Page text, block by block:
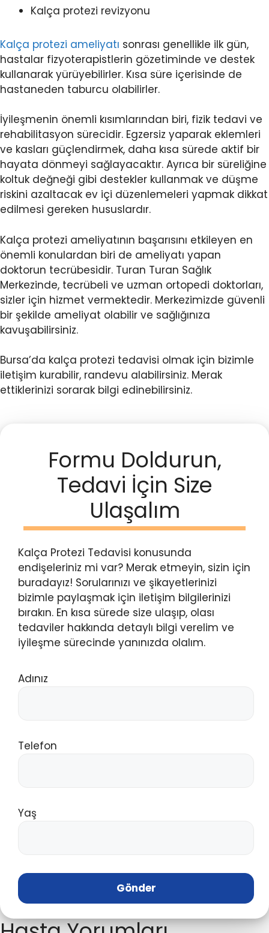
Kalça protezi revizyonu
Kalça protezi ameliyatı sonrası genellikle ilk gün,
hastalar fizyoterapistlerin gözetiminde ve destek
kullanarak yürüyebilirler. Kısa süre içerisinde de
hastaneden taburcu olabilirler.
İyileşmenin önemli kısımlarından biri, fizik tedavi ve
rehabilitasyon sürecidir. Egzersiz yaparak eklemleri
ve kasları güçlendirmek, daha kısa sürede aktif bir
hayata dönmeyi sağlayacaktır. Ayrıca bir süreliğine
koltuk değneği gibi destekler kullanmak ve düşme
riskini azaltacak ev içi düzenlemeleri yapmak dikkat
edilmesi gereken hususlardır.
Kalça protezi ameliyatının başarısını etkileyen en
önemli konulardan biri de ameliyatı yapan
doktorun tecrübesidir. Turan Turan Sağlık
Merkezinde, tecrübeli ve uzman ortopedi doktorları,
sizler için hizmet vermektedir. Merkezimizde güvenli
bir şekilde ameliyat olabilir ve sağlığınıza
kavuşabilirsiniz.
Bursa’da kalça protezi tedavisi olmak için bizimle
iletişim kurabilir, randevu alabilirsiniz. Merak
ettiklerinizi sorarak bilgi edinebilirsiniz.
Formu Doldurun,
Tedavi İçin Size
Ulaşalım
Kalça Protezi Tedavisi konusunda
endişeleriniz mi var? Merak etmeyin, sizin için
buradayız! Sorularınızı ve şikayetlerinizi
bizimle paylaşmak için iletişim bilgilerinizi
bırakın. En kısa sürede size ulaşıp, olası
tedaviler hakkında detaylı bilgi verelim ve
iyileşme sürecinde yanınızda olalım.
Adınız
Telefon
Yaş